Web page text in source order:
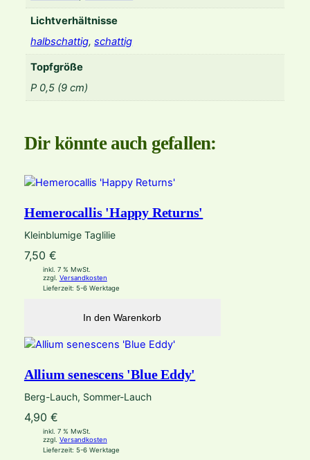
p
d
u
e
g
Lichtverhältnisse
halbschattig,schattig
Topfgröße
P 0,5 (9 cm)
Dir könnte auch gefallen:
Hemerocallis 'Happy Returns'
Kleinblumige Taglilie
7,50 €
inkl. 7 % MwSt.
zzgl. Versandkosten
Lieferzeit: 5-6 Werktage
In den Warenkorb
Allium senescens 'Blue Eddy'
Berg-Lauch, Sommer-Lauch
4,90 €
inkl. 7 % MwSt.
zzgl. Versandkosten
Lieferzeit: 5-6 Werktage